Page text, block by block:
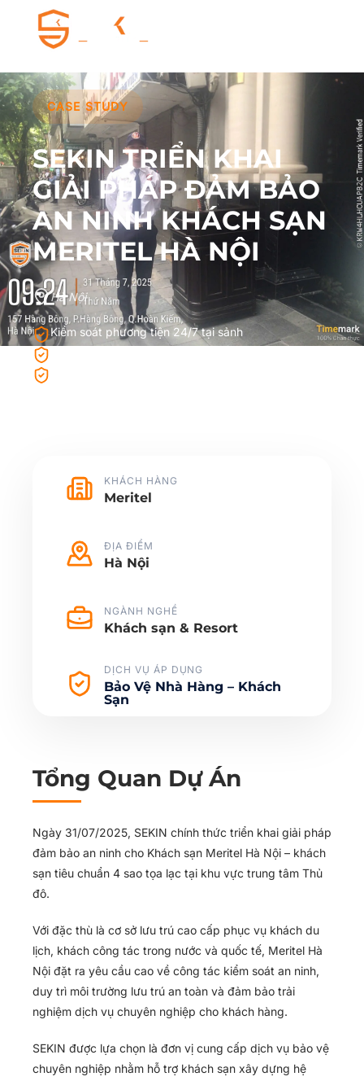
CASE STUDY
SEKIN TRIỂN KHAI
GIẢI PHÁP ĐẢM BẢO
AN NINH KHÁCH SẠN
MERITEL HÀ NỘI
Hà Nội
Kiểm soát phương tiện 24/7 tại sảnh
KHÁCH HÀNG
Meritel
ĐỊA ĐIỂM
Hà Nội
NGÀNH NGHỀ
Khách sạn & Resort
DỊCH VỤ ÁP DỤNG
Bảo Vệ Nhà Hàng – Khách
Sạn
Tổng Quan Dự Án
Ngày 31/07/2025, SEKIN chính thức triển khai giải pháp
đảm bảo an ninh cho Khách sạn Meritel Hà Nội – khách
sạn tiêu chuẩn 4 sao tọa lạc tại khu vực trung tâm Thủ
đô.
Với đặc thù là cơ sở lưu trú cao cấp phục vụ khách du
lịch, khách công tác trong nước và quốc tế, Meritel Hà
Nội đặt ra yêu cầu cao về công tác kiểm soát an ninh,
duy trì môi trường lưu trú an toàn và đảm bảo trải
nghiệm dịch vụ chuyên nghiệp cho khách hàng.
SEKIN được lựa chọn là đơn vị cung cấp dịch vụ bảo vệ
chuyên nghiệp nhằm hỗ trợ khách sạn xây dựng hệ